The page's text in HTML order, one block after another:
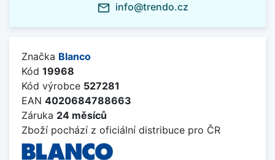
mail_outline info@trendo.cz
Značka Blanco
Kód 19968
Kód výrobce 527281
EAN 4020684788663
Záruka 24 měsíců
Zboží pochází z oficiální distribuce pro ČR